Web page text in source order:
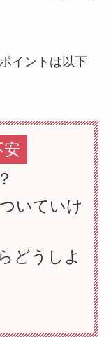
イントは以下
いていけ
どうしよ